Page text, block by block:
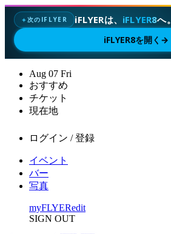
✦次のIFLYER iFLYERは、 iFLYER8へ。
iFLYER8を開く →
Aug 07 Fri
おすすめ
チケット
現在地
ログイン / 登録
イベント
バー
写真
myFLYERedit
SIGN OUT